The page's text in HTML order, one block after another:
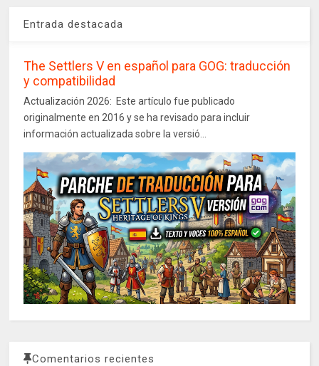
Entrada destacada
The Settlers V en español para GOG: traducción
y compatibilidad
Actualización 2026: Este artículo fue publicado
originalmente en 2016 y se ha revisado para incluir
información actualizada sobre la versió...
Comentarios recientes